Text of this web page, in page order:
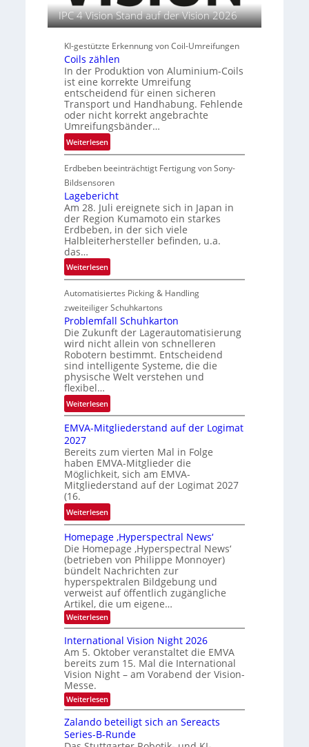
n
u
t
l
e
t
e
r
i
n
IPC 4 Vision Stand auf der Vision 2026
KI-gestützte Erkennung von Coil-Umreifungen
Coils zählen
In der Produktion von Aluminium-Coils
ist eine korrekte Umreifung
entscheidend für einen sicheren
Transport und Handhabung. Fehlende
oder nicht korrekt angebrachte
Umreifungsbänder…
Weiterlesen:
C
o
i
l
s
z
ä
h
l
e
Erdbeben beeinträchtigt Fertigung von Sony-
Bildsensoren
Lagebericht
Am 28. Juli ereignete sich in Japan in
der Region Kumamoto ein starkes
Erdbeben, in der sich viele
Halbleiterhersteller befinden, u.a.
das…
Weiterlesen:
L
a
g
e
b
e
r
i
h
t
Automatisiertes Picking & Handling
zweiteiliger Schuhkartons
Problemfall Schuhkarton
Die Zukunft der Lagerautomatisierung
wird nicht allein von schnelleren
Robotern bestimmt. Entscheidend
sind intelligente Systeme, die die
physische Welt verstehen und
flexibel…
Weiterlesen:
P
r
b
l
e
f
a
l
l
S
c
h
u
h
k
a
r
t
o
n
EMVA-Mitgliederstand auf der Logimat
2027
Bereits zum vierten Mal in Folge
haben EMVA-Mitglieder die
Möglichkeit, sich am EMVA-
Mitgliederstand auf der Logimat 2027
(16.
Weiterlesen:
E
M
V
A
-
M
i
t
g
l
i
e
d
e
r
s
t
Homepage ‚Hyperspectral News‘
Die Homepage ‚Hyperspectral News‘
(betrieben von Philippe Monnoyer)
bündelt Nachrichten zur
hyperspektralen Bildgebung und
verweist auf öffentlich zugängliche
Artikel, die um eigene…
Weiterlesen:
H
m
e
p
a
e
‚
H
y
p
e
International Vision Night 2026
Am 5. Oktober veranstaltet die EMVA
bereits zum 15. Mal die International
Vision Night – am Vorabend der Vision-
Messe.
Weiterlesen:
I
t
e
Zalando beteiligt sich an Sereacts
Series-B-Runde